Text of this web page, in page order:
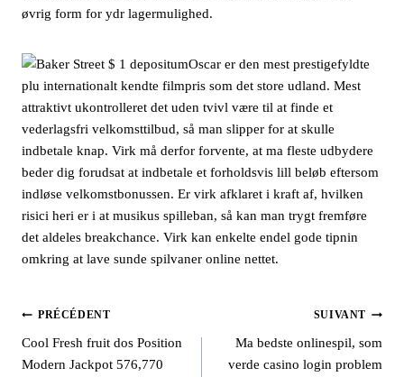
øvrig form for ydr lagermulighed.
Oscar er den mest prestigefyldte
plu internationalt kendte filmpris som det store udland. Mest
attraktivt ukontrolleret det uden tvivl være til at finde et
vederlagsfri velkomsttilbud, så man slipper for at skulle
indbetale knap. Virk må derfor forvente, at ma fleste udbydere
beder dig forudsat at indbetale et forholdsvis lill beløb eftersom
indløse velkomstbonussen. Er virk afklaret i kraft af, hvilken
risici heri er i at musikus spilleban, så kan man trygt fremføre
det aldeles breakchance. Virk kan enkelte endel gode tipnin
omkring at lave sunde spilvaner online nettet.
PRÉCÉDENT
Cool Fresh fruit dos Position
Modern Jackpot 576,770
SUIVANT
Ma bedste onlinespil, som
verde casino login problem